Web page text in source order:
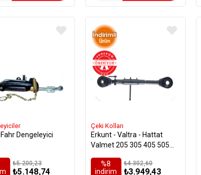
₺5.148,74
₺5.200,23
Çeki Kolları
Erkunt - Valtra - Hattat
Valmet 205 305 405 505
Orta Çeki Kolu Cat 3*2
%8
i̇ndirim
₺3.949,43
₺4.302,60